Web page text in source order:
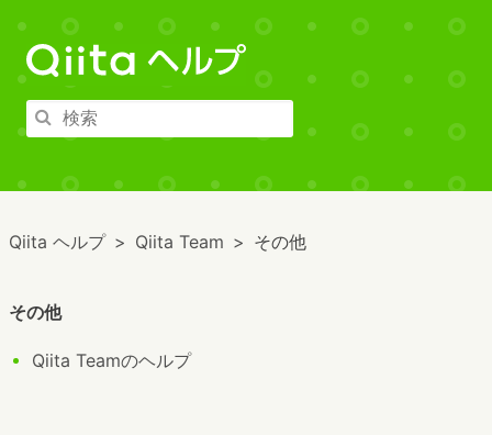
Qiita ヘルプ Qiita Team その他
その他
Qiita Teamのヘルプ